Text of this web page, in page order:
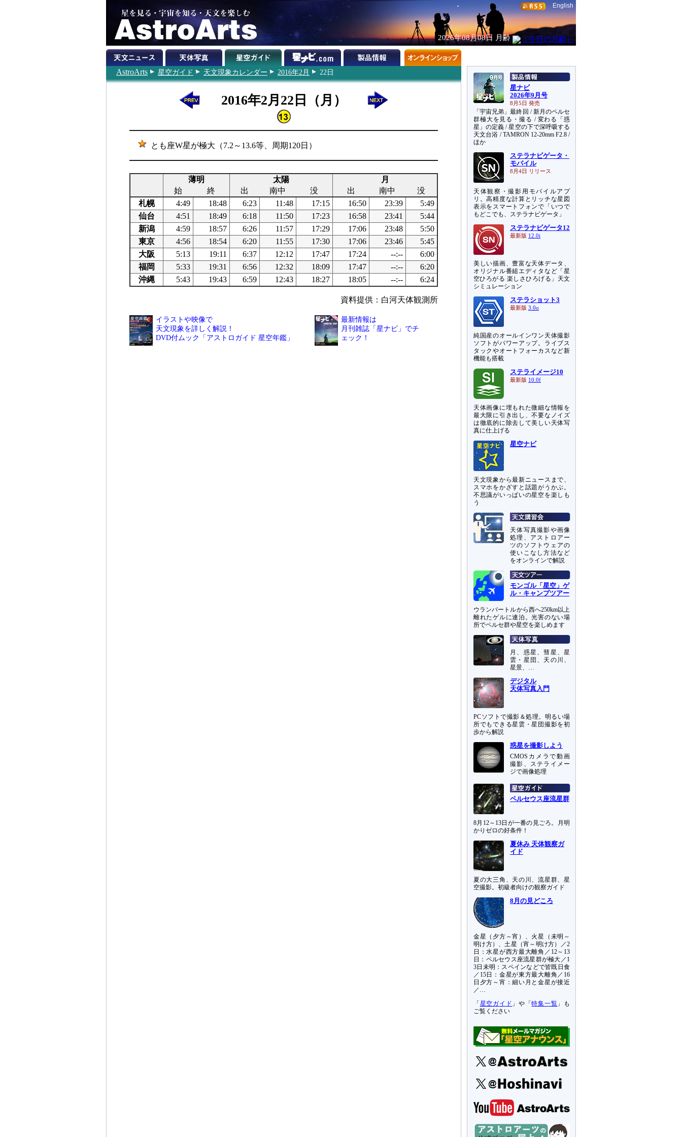
English
2026年08月08日 月齢
AstroArts 星空ガイド 天文現象カレンダー 2016年2月 22日
2016年2月22日（月）
とも座W星が極大（7.2～13.6等、周期120日）
薄明 太陽
月
始
終 出 南中 没 出 南中
没
札幌
4:49 18:48 6:23 11:48 17:15 16:50 23:39
5:49
仙台
4:51 18:49 6:18 11:50 17:23 16:58 23:41
5:44
新潟
4:59 18:57 6:26 11:57 17:29 17:06 23:48
5:50
東京
4:56 18:54 6:20 11:55 17:30 17:06 23:46
5:45
大阪
5:13 19:11 6:37 12:12 17:47 17:24 --:--
6:00
福岡
5:33 19:31 6:56 12:32 18:09 17:47 --:--
6:20
沖縄
5:43 19:43 6:59 12:43 18:27 18:05 --:-- 6:24
資料提供：白河天体観測所
イラストや映像で
天文現象を詳しく解説！
DVD付ムック「アストロガイド 星空年鑑」
最新情報は
月刊雑誌「星ナビ」でチ
ェック！
星ナビ
2026年9月号
8月5日 発売
「宇宙兄弟」最終回 / 新月のペルセ
群極大を見る・撮る / 変わる「惑
星」の定義 / 星空の下で深呼吸する
天文台浴 / TAMRON 12-20mm F2.8 /
ほか
ステラナビゲータ・
モバイル
8月4日 リリース
天体観察・撮影用モバイルアプ
リ。高精度な計算とリッチな星図
表示をスマートフォンで「いつで
もどこでも、ステラナビゲータ」
ステラナビゲータ12
最新版 12.0i
美しい描画、豊富な天体データ、
オリジナル番組エディタなど「星
空ひろがる 楽しさひろげる」天文
シミュレーション
ステラショット3
最新版 3.0o
純国産のオールインワン天体撮影
ソフトがパワーアップ。ライブス
タックやオートフォーカスなど新
機能も搭載
ステライメージ10
最新版 10.0f
天体画像に埋もれた微細な情報を
最大限に引き出し、不要なノイズ
は徹底的に除去して美しい天体写
真に仕上げる
星空ナビ
天文現象から最新ニュースまで、
スマホをかざすと話題がうかぶ。
不思議がいっぱいの星空を楽しも
う
天体写真撮影や画像
処理、アストロアー
ツのソフトウェアの
使いこなし方法など
をオンラインで解説
モンゴル「星空」ゲ
ル・キャンプツアー
ウランバートルから西へ250km以上
離れたゲルに連泊。光害のない場
所でペルセ群や星空を楽しめます
月、惑星、彗星、星
雲・星団、天の川、
星景、…
デジタル
天体写真入門
PCソフトで撮影＆処理。明るい場
所でもできる星雲・星団撮影を初
歩から解説
惑星を撮影しよう
CMOSカメラで動画
撮影、ステライメー
ジで画像処理
ペルセウス座流星群
8月12～13日が一番の見ごろ。月明
かりゼロの好条件！
夏休み 天体観察ガ
イド
夏の大三角、天の川、流星群、星
空撮影。初級者向けの観察ガイド
8月の見どころ
金星（夕方～宵）、火星（未明～
明け方）、土星（宵～明け方）／2
日：水星が西方最大離角／12～13
日：ペルセウス座流星群が極大／1
3日未明：スペインなどで皆既日食
／15日：金星が東方最大離角／16
日夕方～宵：細い月と金星が接近
／…
「 星空ガイド 」や「特集一覧 」も
ご覧ください